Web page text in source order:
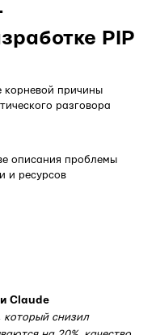
PIP
корневой причины
разговора
описания проблемы
и ресурсов
Claude
который снизил